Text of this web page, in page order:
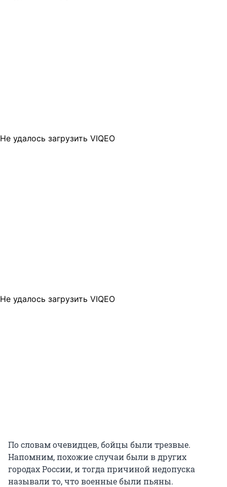
Не удалось загрузить VIQEO
Не удалось загрузить VIQEO
По словам очевидцев, бойцы были трезвые.
Напомним, похожие случаи были в других
городах России, и тогда причиной недопуска
называли то, что военные были пьяны.